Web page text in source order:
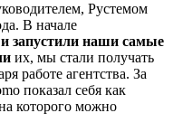
Рустемом
В начале
и запустили наши самые
их, мы стали получать
работе агентства. За
показал себя как
которого можно